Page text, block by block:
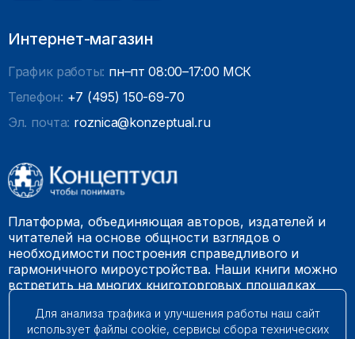
Интернет-магазин
График работы: пн–пт 08:00–17:00 МСК
Телефон: +7 (495) 150-69-70
Эл. почта: roznica@konzeptual.ru
Платформа, объединяющая авторов, издателей и
читателей на основе общности взглядов о
необходимости построения справедливого и
гармоничного мироустройства. Наши книги можно
встретить на многих книготорговых площадках
© 2009 – 2026. Все права защищены.
Для анализа трафика и улучшения работы наш сайт
использует файлы cookie, сервисы сбора технических